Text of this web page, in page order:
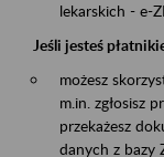
lekarskich - e-
Jeśli jesteś
możesz
m.in. zgłosisz
przekażesz
danych z bazy